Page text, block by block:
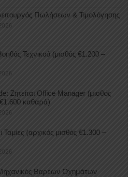
Λειτουργός Πωλήσεων & Τιμολόγησης
Τεχνικού (μισθός €1.200 –
Ζητείται Office Manager (μισθός
καθαρά)
Ταμίες (αρχικός μισθός €1.300 –
Μηχανικός Βαρέων Οχημάτων